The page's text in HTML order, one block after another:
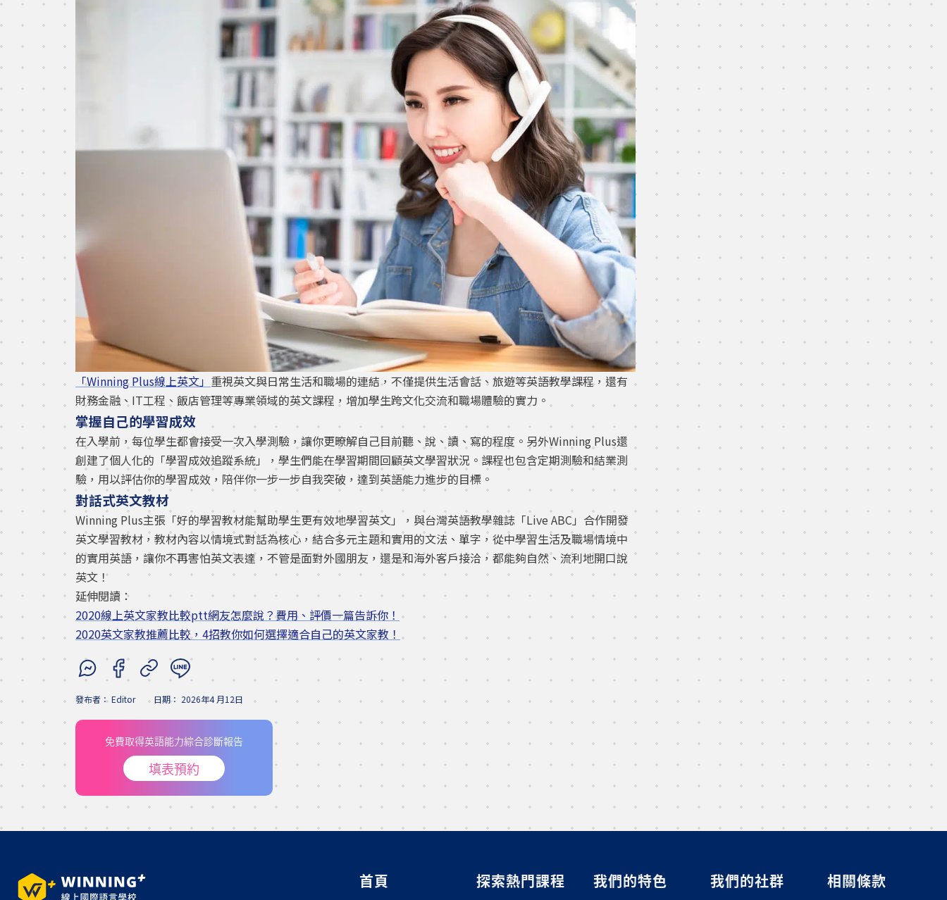
「Winning Plus線上英文」 重視英文與日常生活和職場的連結，不僅提供生活會話、旅遊等英語教學課程，還有
財務金融、IT工程、飯店管理等專業領域的英文課程，增加學生跨文化交流和職場體驗的實力。
掌握自己的學習成效
在入學前，每位學生都會接受一次入學測驗，讓你更暸解自己目前聽、說、讀、寫的程度。另外Winning Plus還
創建了個人化的「學習成效追蹤系統」，學生們能在學習期間回顧英文學習狀況。課程也包含定期測驗和結業測
驗，用以評估你的學習成效，陪伴你一步一步自我突破，達到英語能力進步的目標。
對話式英文教材
Winning Plus主張「好的學習教材能幫助學生更有效地學習英文」，與台灣英語教學雜誌「Live ABC」合作開發
英文學習教材，教材內容以情境式對話為核心，結合多元主題和實用的文法、單字，從中學習生活及職場情境中
的實用英語，讓你不再害怕英文表達，不管是面對外國朋友，還是和海外客戶接洽，都能夠自然、流利地開口說
英文！
延伸閱讀：
2020線上英文家教比較ptt網友怎麼說？費用、評價一篇告訴你！
2020英文家教推薦比較，4招教你如何選擇適合自己的英文家教！
發布者： Editor 日期： 2026年4 月12日
免費取得英語能力綜合診斷報告
填表預約
首頁 探索熱門課程 我們的特色 我們的社群 相關條款